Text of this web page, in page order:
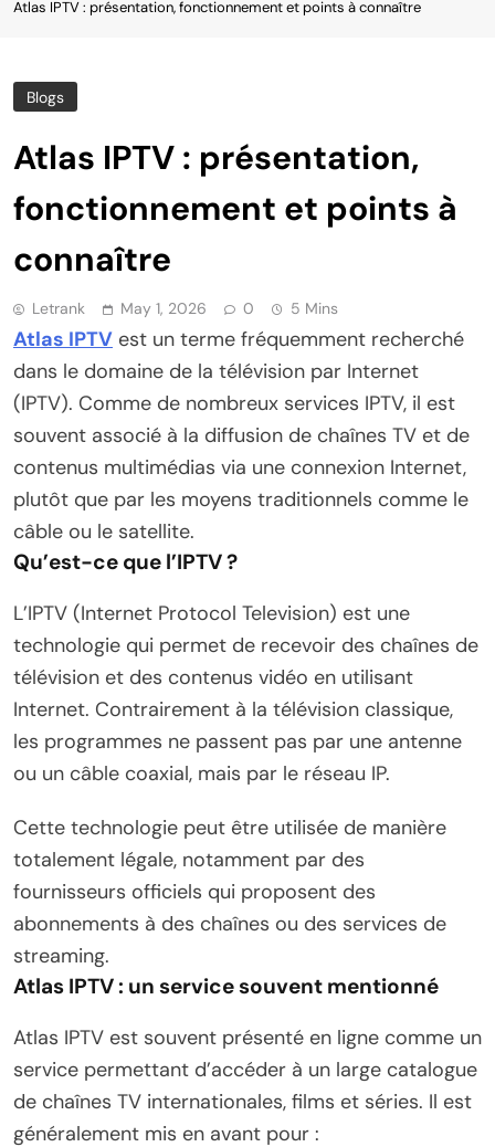
Atlas IPTV : présentation, fonctionnement et points à connaître
Blogs
Atlas IPTV : présentation,
fonctionnement et points à
connaître
Letrank May 1, 2026 0 5 Mins
Atlas IPTV est un terme fréquemment recherché
dans le domaine de la télévision par Internet
(IPTV). Comme de nombreux services IPTV, il est
souvent associé à la diffusion de chaînes TV et de
contenus multimédias via une connexion Internet,
plutôt que par les moyens traditionnels comme le
câble ou le satellite.
Qu’est-ce que l’IPTV ?
L’IPTV (Internet Protocol Television) est une
technologie qui permet de recevoir des chaînes de
télévision et des contenus vidéo en utilisant
Internet. Contrairement à la télévision classique,
les programmes ne passent pas par une antenne
ou un câble coaxial, mais par le réseau IP.
Cette technologie peut être utilisée de manière
totalement légale, notamment par des
fournisseurs officiels qui proposent des
abonnements à des chaînes ou des services de
streaming.
Atlas IPTV : un service souvent mentionné
Atlas IPTV est souvent présenté en ligne comme un
service permettant d’accéder à un large catalogue
de chaînes TV internationales, films et séries. Il est
généralement mis en avant pour :